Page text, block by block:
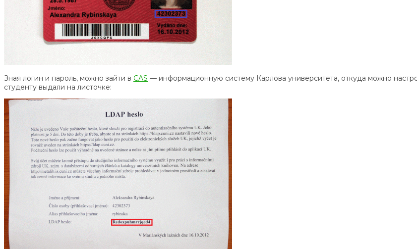
Зная логин и пароль, можно зайти в CAS — информационную систему Карлова университета, откуда можно
студенту выдали на листочке: